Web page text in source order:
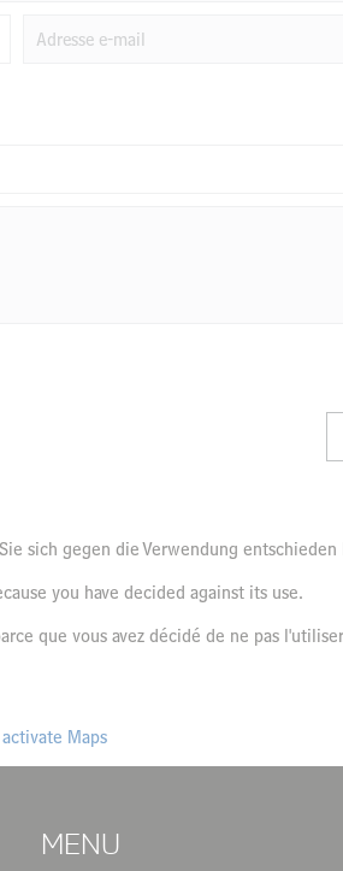
sich gegen die Verwendung entschieden
you have decided against its use.
que vous avez décidé de ne pas
Maps
MENU